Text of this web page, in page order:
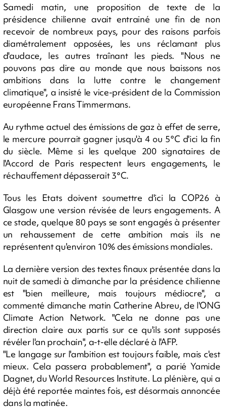
Samedi matin, une proposition de texte de la
présidence chilienne avait entrainé une fin de non
recevoir de nombreux pays, pour des raisons parfois
diamétralement opposées, les uns réclamant plus
d'audace, les autres traînant les pieds. "Nous ne
pouvons pas dire au monde que nous baissons nos
ambitions dans la lutte contre le changement
climatique", a insisté le vice-président de la Commission
européenne Frans Timmermans.
Au rythme actuel des émissions de gaz à effet de serre,
le mercure pourrait gagner jusqu'à 4 ou 5°C d'ici la fin
du siècle. Même si les quelque 200 signataires de
l'Accord de Paris respectent leurs engagements, le
réchauffement dépasserait 3°C.
Tous les Etats doivent soumettre d'ici la COP26 à
Glasgow une version révisée de leurs engagements. A
ce stade, quelque 80 pays se sont engagés à présenter
un rehaussement de cette ambition mais ils ne
représentent qu'environ 10% des émissions mondiales.
La dernière version des textes finaux présentée dans la
nuit de samedi à dimanche par la présidence chilienne
est "bien meilleure, mais toujours médiocre", a
commenté dimanche matin Catherine Abreu, de l'ONG
Climate Action Network. "Cela ne donne pas une
direction claire aux partis sur ce qu'ils sont supposés
révéler l'an prochain", a-t-elle déclaré à l'AFP.
"Le langage sur l'ambition est toujours faible, mais c'est
mieux. Cela passera probablement", a parié Yamide
Dagnet, du World Resources Institute. La plénière, qui a
déjà été reportée maintes fois, est désormais annoncée
dans la matinée.